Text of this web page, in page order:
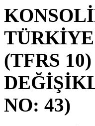
(TFRS
NO: 43)